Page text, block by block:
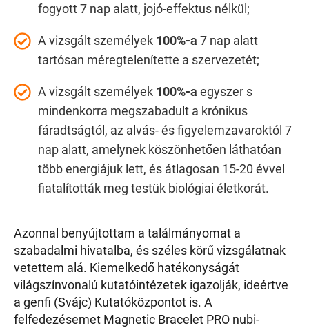
fogyott 7 nap alatt, jojó-effektus nélkül;
A vizsgált személyek 100%-a 7 nap alatt
tartósan méregtelenítette a szervezetét;
A vizsgált személyek 100%-a egyszer s
mindenkorra megszabadult a krónikus
fáradtságtól, az alvás- és figyelemzavaroktól 7
nap alatt, amelynek köszönhetően láthatóan
több energiájuk lett, és átlagosan 15-20 évvel
fiatalították meg testük biológiai életkorát.
Azonnal benyújtottam a találmányomat a
szabadalmi hivatalba, és széles körű vizsgálatnak
vetettem alá. Kiemelkedő hatékonyságát
világszínvonalú kutatóintézetek igazolják, ideértve
a genfi ​​(Svájc) Kutatóközpontot is. A
felfedezésemet Magnetic Bracelet PRO nubi-